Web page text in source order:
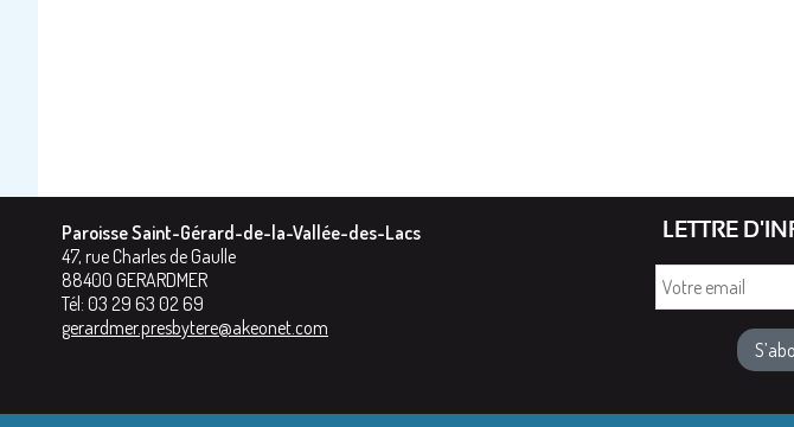
Paroisse Saint-Gérard-de-la-Vallée-des-Lacs
47, rue Charles de Gaulle
88400 GERARDMER
Tél: 03 29 63 02 69
gerardmer.presbytere@akeonet.com
LETTRE